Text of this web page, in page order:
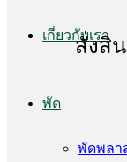
เกี่ยวกับเรา
พัด
พัดพลา
สั่งสิ